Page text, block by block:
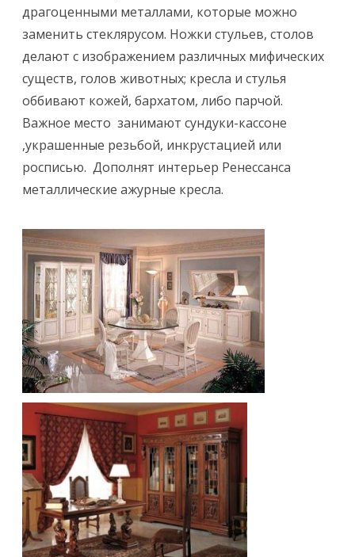
драгоценными металлами, которые можно
заменить стеклярусом. Ножки стульев, столов
делают с изображением различных мифических
существ, голов животных; кресла и стулья
оббивают кожей, бархатом, либо парчой.
Важное место занимают сундуки-кассоне
,украшенные резьбой, инкрустацией или
росписью. Дополнят интерьер Ренессанса
металлические ажурные кресла.